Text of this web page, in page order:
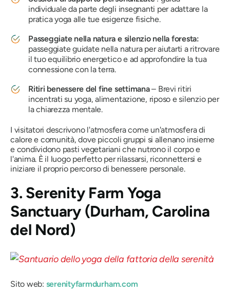
individuale da parte degli insegnanti per adattare la
pratica yoga alle tue esigenze fisiche.
Passeggiate nella natura e silenzio nella foresta:
passeggiate guidate nella natura per aiutarti a ritrovare
il tuo equilibrio energetico e ad approfondire la tua
connessione con la terra.
Ritiri benessere del fine settimana– Brevi ritiri
incentrati su yoga, alimentazione, riposo e silenzio per
la chiarezza mentale.
I visitatori descrivono l'atmosfera come un'atmosfera di
calore e comunità, dove piccoli gruppi si allenano insieme
e condividono pasti vegetariani che nutrono il corpo e
l'anima. È il luogo perfetto per rilassarsi, riconnettersi e
iniziare il proprio percorso di benessere personale.
3. Serenity Farm Yoga
Sanctuary (Durham, Carolina
del Nord)
Sito web: serenityfarmdurham.com